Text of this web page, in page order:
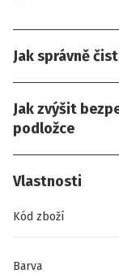
Jak správně
Jak zvýšit
podložce
Vlastnosti
Kód zboží
Barva